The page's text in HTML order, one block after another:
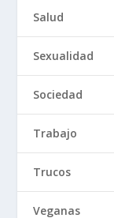
Salud
Sexualidad
Sociedad
Trabajo
Trucos
Veganas